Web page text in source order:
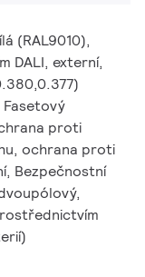
(RAL9010),
DALI, externí,
Fasetový
proti
ochrana proti
Bezpečnostní